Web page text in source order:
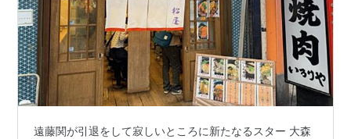
遠藤関が引退をして寂しいところに新たなるスター 大森